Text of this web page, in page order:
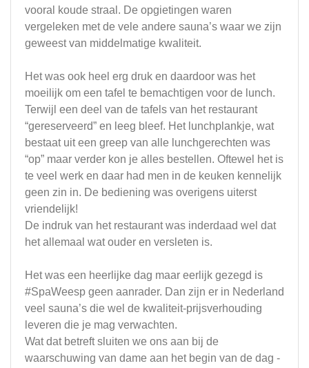
vooral koude straal. De opgietingen waren
vergeleken met de vele andere sauna’s waar we zijn
geweest van middelmatige kwaliteit.
Het was ook heel erg druk en daardoor was het
moeilijk om een tafel te bemachtigen voor de lunch.
Terwijl een deel van de tafels van het restaurant
“gereserveerd” en leeg bleef. Het lunchplankje, wat
bestaat uit een greep van alle lunchgerechten was
“op” maar verder kon je alles bestellen. Oftewel het is
te veel werk en daar had men in de keuken kennelijk
geen zin in. De bediening was overigens uiterst
vriendelijk!
De indruk van het restaurant was inderdaad wel dat
het allemaal wat ouder en versleten is.
Het was een heerlijke dag maar eerlijk gezegd is
#SpaWeesp geen aanrader. Dan zijn er in Nederland
veel sauna’s die wel de kwaliteit-prijsverhouding
leveren die je mag verwachten.
Wat dat betreft sluiten we ons aan bij de
waarschuwing van dame aan het begin van de dag -